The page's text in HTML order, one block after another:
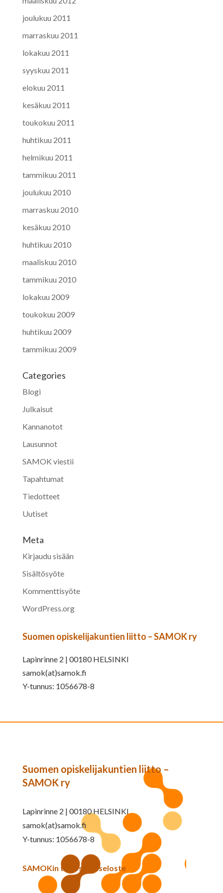
joulukuu 2011
marraskuu 2011
lokakuu 2011
syyskuu 2011
elokuu 2011
kesäkuu 2011
toukokuu 2011
huhtikuu 2011
helmikuu 2011
tammikuu 2011
joulukuu 2010
marraskuu 2010
kesäkuu 2010
huhtikuu 2010
maaliskuu 2010
tammikuu 2010
lokakuu 2009
toukokuu 2009
huhtikuu 2009
tammikuu 2009
Categories
Blogi
Julkaisut
Kannanotot
Lausunnot
SAMOK viestii
Tapahtumat
Tiedotteet
Uutiset
Meta
Kirjaudu sisään
Sisältösyöte
Kommenttisyöte
WordPress.org
Suomen opiskelijakuntien liitto – SAMOK ry
Lapinrinne 2 | 00180 HELSINKI
samok(at)samok.fi
Y-tunnus: 1056678-8
Suomen opiskelijakuntien liitto –
SAMOK ry
Lapinrinne 2 | 00180 HELSINKI
samok(at)samok.fi
Y-tunnus: 1056678-8
SAMOKin tietosuojaseloste